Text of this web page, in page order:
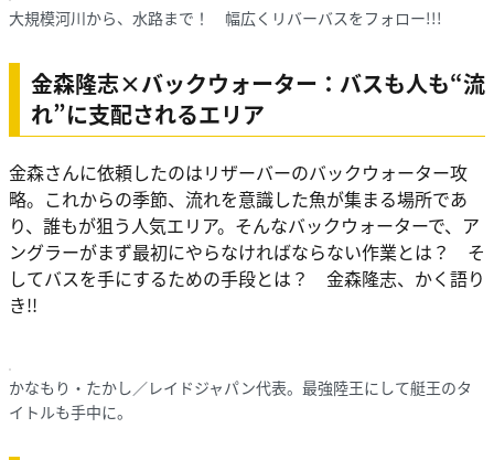
大規模河川から、水路まで！ 幅広くリバーバスをフォロー!!!
金森隆志×バックウォーター：バスも人も“流
れ”に支配されるエリア
金森さんに依頼したのはリザーバーのバックウォーター攻
略。これからの季節、流れを意識した魚が集まる場所であ
り、誰もが狙う人気エリア。そんなバックウォーターで、ア
ングラーがまず最初にやらなければならない作業とは？ そ
してバスを手にするための手段とは？ 金森隆志、かく語り
き!!
かなもり・たかし／レイドジャパン代表。最強陸王にして艇王のタ
イトルも手中に。